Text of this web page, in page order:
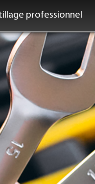
professionnel